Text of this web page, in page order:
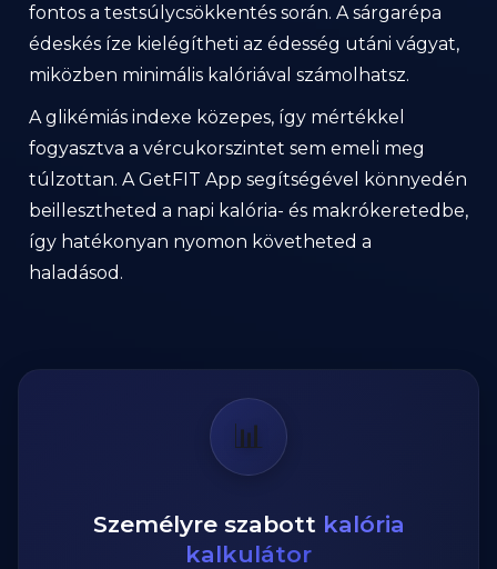
fontos a testsúlycsökkentés során. A sárgarépa
édeskés íze kielégítheti az édesség utáni vágyat,
miközben minimális kalóriával számolhatsz.
A glikémiás indexe közepes, így mértékkel
fogyasztva a vércukorszintet sem emeli meg
túlzottan. A GetFIT App segítségével könnyedén
beillesztheted a napi kalória- és makrókeretedbe,
így hatékonyan nyomon követheted a
haladásod.
📊
Személyre szabott kalória
kalkulátor